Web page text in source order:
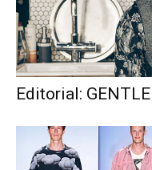
Editorial: